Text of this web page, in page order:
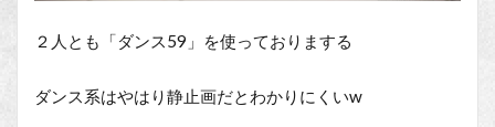
２人とも「ダンス59」を使っておりまする
ダンス系はやはり静止画だとわかりにくいw